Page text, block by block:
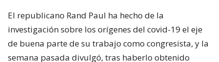
El republicano Rand Paul ha hecho de la
investigación sobre los orígenes del covid-19 el eje
de buena parte de su trabajo como congresista, y la
semana pasada divulgó, tras haberlo obtenido